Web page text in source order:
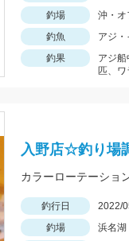
釣場
沖・オ
釣魚
アジ・
釣果
アジ
匹、
入野店☆釣り場
釣行日 2022/
釣場
浜名湖